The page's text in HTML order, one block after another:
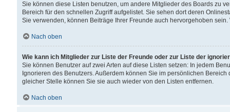
Sie können diese Listen benutzen, um andere Mitglieder des Boards zu
Bereich für den schnellen Zugriff aufgelistet. Sie sehen dort deren
Sie verwenden, können Beiträge Ihrer Freunde auch hervorgehoben
Nach oben
Wie kann ich Mitglieder zur Liste der Freunde oder zur Liste der
Sie können Benutzer auf zwei Arten auf diese Listen setzen: In jedem
Ignorieren des Benutzers. Außerdem können Sie im persönlichen
gleicher Stelle können Sie sie auch wieder von den Listen entfernen.
Nach oben